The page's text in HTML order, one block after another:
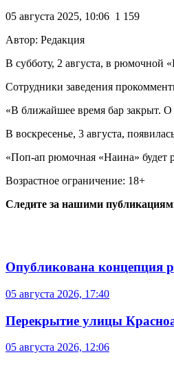
05 августа 2025, 10:06 1 159
Автор: Редакция
В субботу, 2 августа, в рюмочной
Сотрудники заведения
«В ближайшее время бар закрыт.
В воскресенье, 3 августа,
«Поп-ап рюмочная «Наина» будет
Возрастное ограничение: 18+
Следите за нашими
Опубликована концепция
05 августа 2026, 17:40
Перекрытие улицы
05 августа 2026, 12:06